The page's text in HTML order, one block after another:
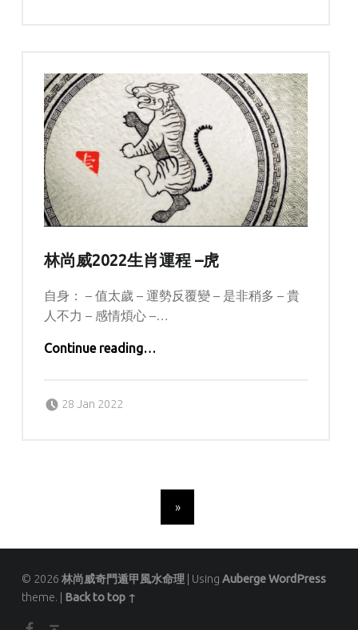
林尚威2022生肖運程 –虎
自身： – 值太歲 – 運勢反覆變 – 是非稍多 – 貴
人不力 – 感情煩心 –…
Continue reading“林尚威2022生肖運程 –虎”
…
28 Jan 2022
»
© 2026 林尚威奇門遁甲風水命理 Using AubergeWordPress
theme.
Back to top ↑
Facebook